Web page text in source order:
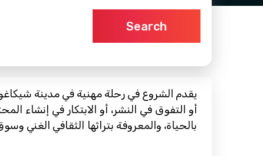
Search
يقدم الشروع في رحلة مهنية في مدينة
أو التفوق في النشر، أو الابتكار في إنشاء
بالحياة، والمعروفة بتراثها الثقافي الغني